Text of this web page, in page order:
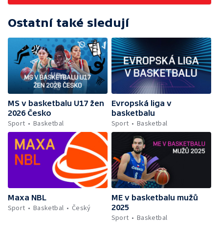
Ostatní také sledují
MS v basketbalu U17 žen
2026 Česko
Sport
Basketbal
Evropská liga v
basketbalu
Sport
Basketbal
Maxa NBL
Sport
Basketbal Český
ME v basketbalu mužů
2025
Sport
Basketbal